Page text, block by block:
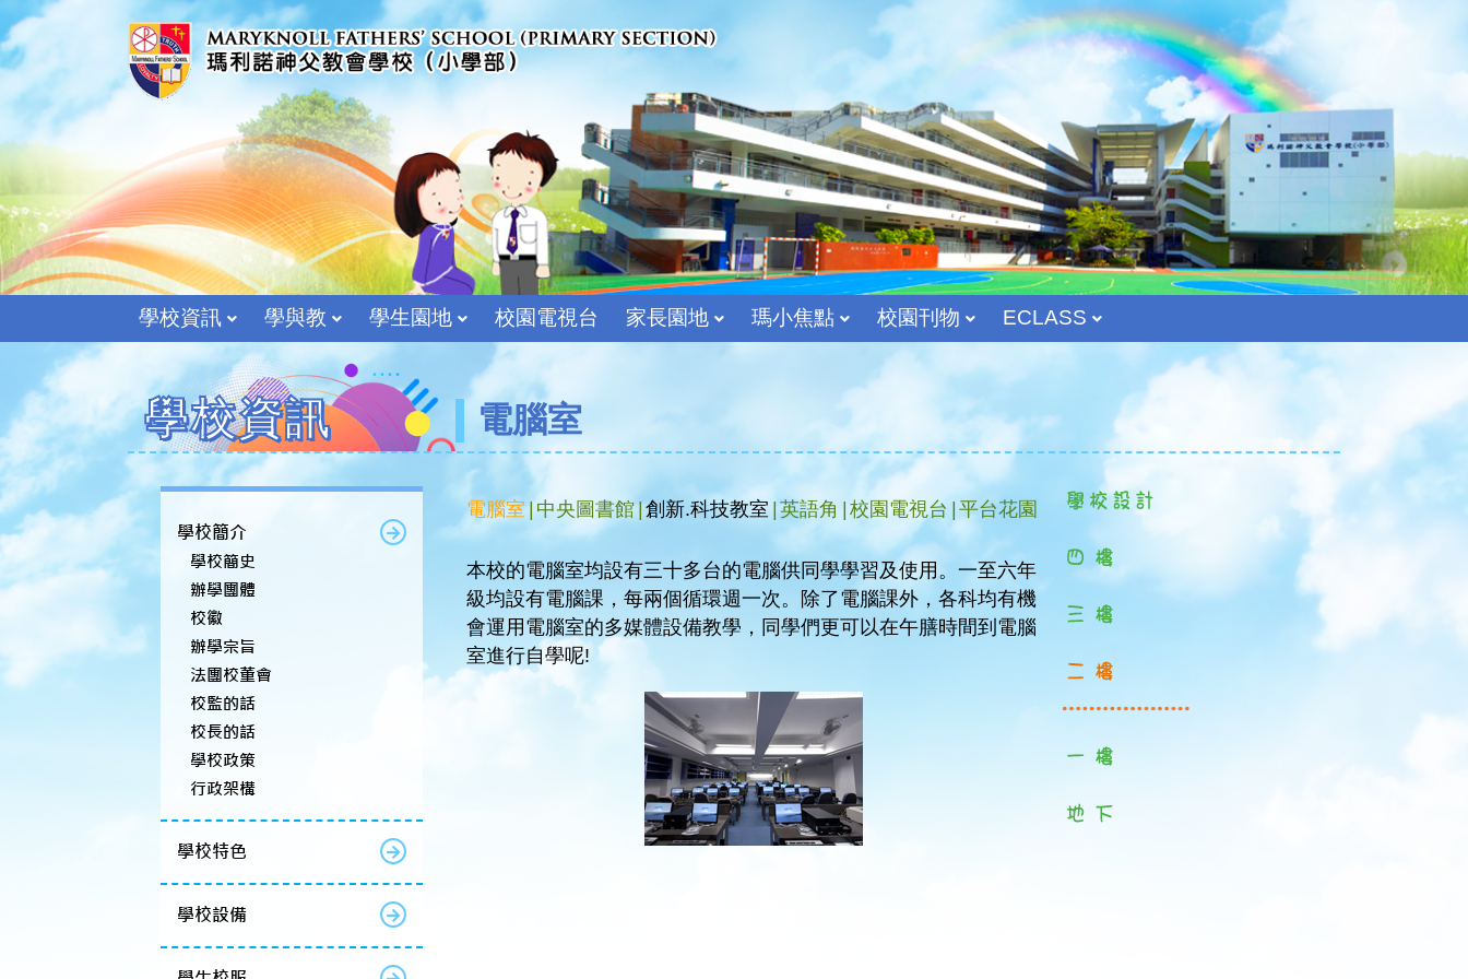
學校資訊 學與教 學生園地 校園電視台 家長園地 瑪小焦點 校園刊物 ECLASS
學校資訊
學校簡介
學校簡史
辦學團體
校徽
辦學宗旨
法團校董會
校監的話
校長的話
學校政策
行政架構
學校特色
學校設備
電腦室
電腦室 中央圖書館|創新.科技教室 英語角 校園電視台 平台花園
本校的電腦室均設有三十多台的電腦供同學學習及使用。一至六年
級均設有電腦課，每兩個循環週一次。除了電腦課外，各科均有機
會運用電腦室的多媒體設備教學，同學們更可以在午膳時間到電腦
室進行自學呢!